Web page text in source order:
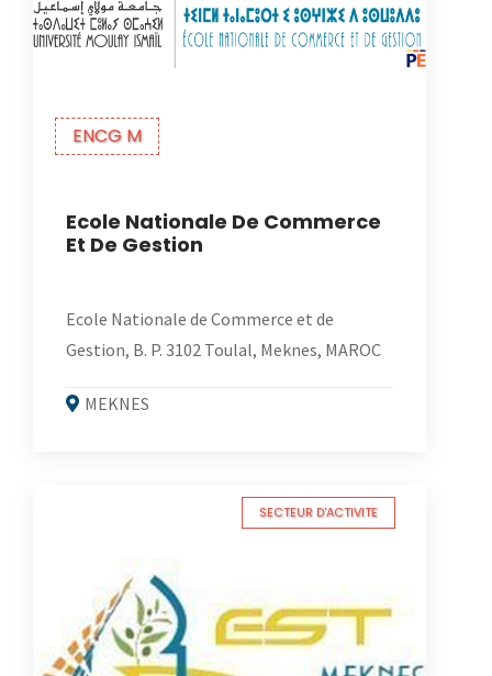
ENCG M
Ecole Nationale De Commerce
Et De Gestion
Ecole Nationale de Commerce et de
Gestion, B. P. 3102 Toulal, Meknes, MAROC
MEKNES
SECTEUR D'ACTIVITE